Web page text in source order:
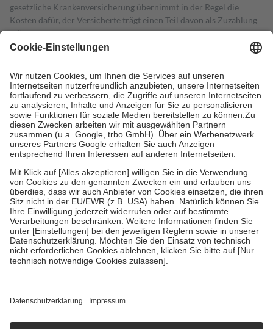
gesetzliche Krankenversicherung übernimmt in der Regel die
Kosten dafür, der Versicherte trägt einen Teil davon als Zuzahlung
mit.
Grundsätzlich leisten Mitglieder Zuzahlungen in Höhe von zehn
höchstens zehn Euro.
Es sind jedoch nie mehr als die tatsächlichen
Kosten der Leistung zu entrichten.
Diese Regeln gelten grundsätzlich auch für Online-Apotheken.
Bei Heilmitteln und häuslicher Krankenpflege beträgt die
Zuzahlung zehn Prozent der Kosten sowie zehn Euro je
Verordnung.
Um das Engagement der Versicherten für ihre eigene Gesundheit zu
stärken und die besondere Stellung der Familie zu unterstützen,
fallenkeine Zuzahlungenan bei:
• Kindern und Jugendlichen bis zum vollendeten 18. Lebensjahr
mit Ausnahme der Fahrkosten
• Untersuchungen zur Vorsorge und Früherkennung, die von der
GKV getragen werden
• empfohlenen Schutzimpfungen
• Harn- und Blutteststreifen
getroffen, um sicherzustellen, dass es sich um echte Bewertungen
https://help.etrusted.com/hc/de/articles/4419944605341